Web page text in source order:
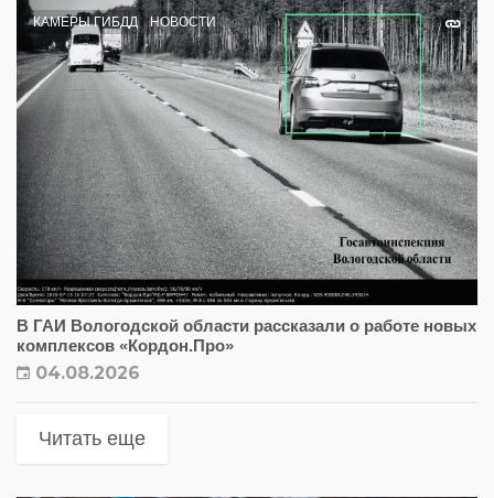
КАМЕРЫ ГИБДД НОВОСТИ
В ГАИ Вологодской области рассказали о работе новых
комплексов «Кордон.Про»
04.08.2026
Читать еще